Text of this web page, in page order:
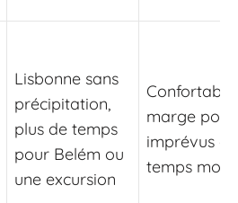
Lisbonne sans
précipitation,
plus de temps
pour Belém ou
une excursion
Confortable,
marge pour
imprévus et
temps